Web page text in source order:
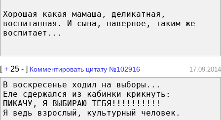
Хорошая какая мамаша, деликатная,
воспитанная. И сына, наверное, таким же
воспитает...
[+ 25 - ] Комментировать цитату №102916 17.09.2014
В воскресенье ходил на выборы...
Еле сдержался из кабинки крикнуть:
ПИКАЧУ, Я ВЫБИРАЮ ТЕБЯ!!!!!!!!!!
Я ведь взрослый, культурный человек.